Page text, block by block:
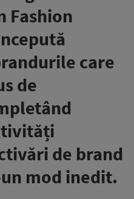
Fashion
care
de
de brand
mod inedit.